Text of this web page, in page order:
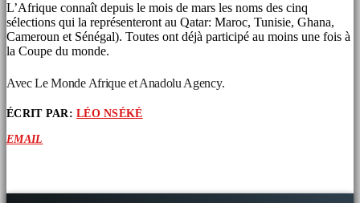
L’Afrique connaît depuis le mois de mars les noms des cinq
sélections qui la représenteront au Qatar: Maroc, Tunisie, Ghana,
Cameroun et Sénégal). Toutes ont déjà participé au moins une fois à
la Coupe du monde.
Avec Le Monde Afrique et Anadolu Agency.
ÉCRIT PAR:LÉO NSÉKÉ
EMAIL